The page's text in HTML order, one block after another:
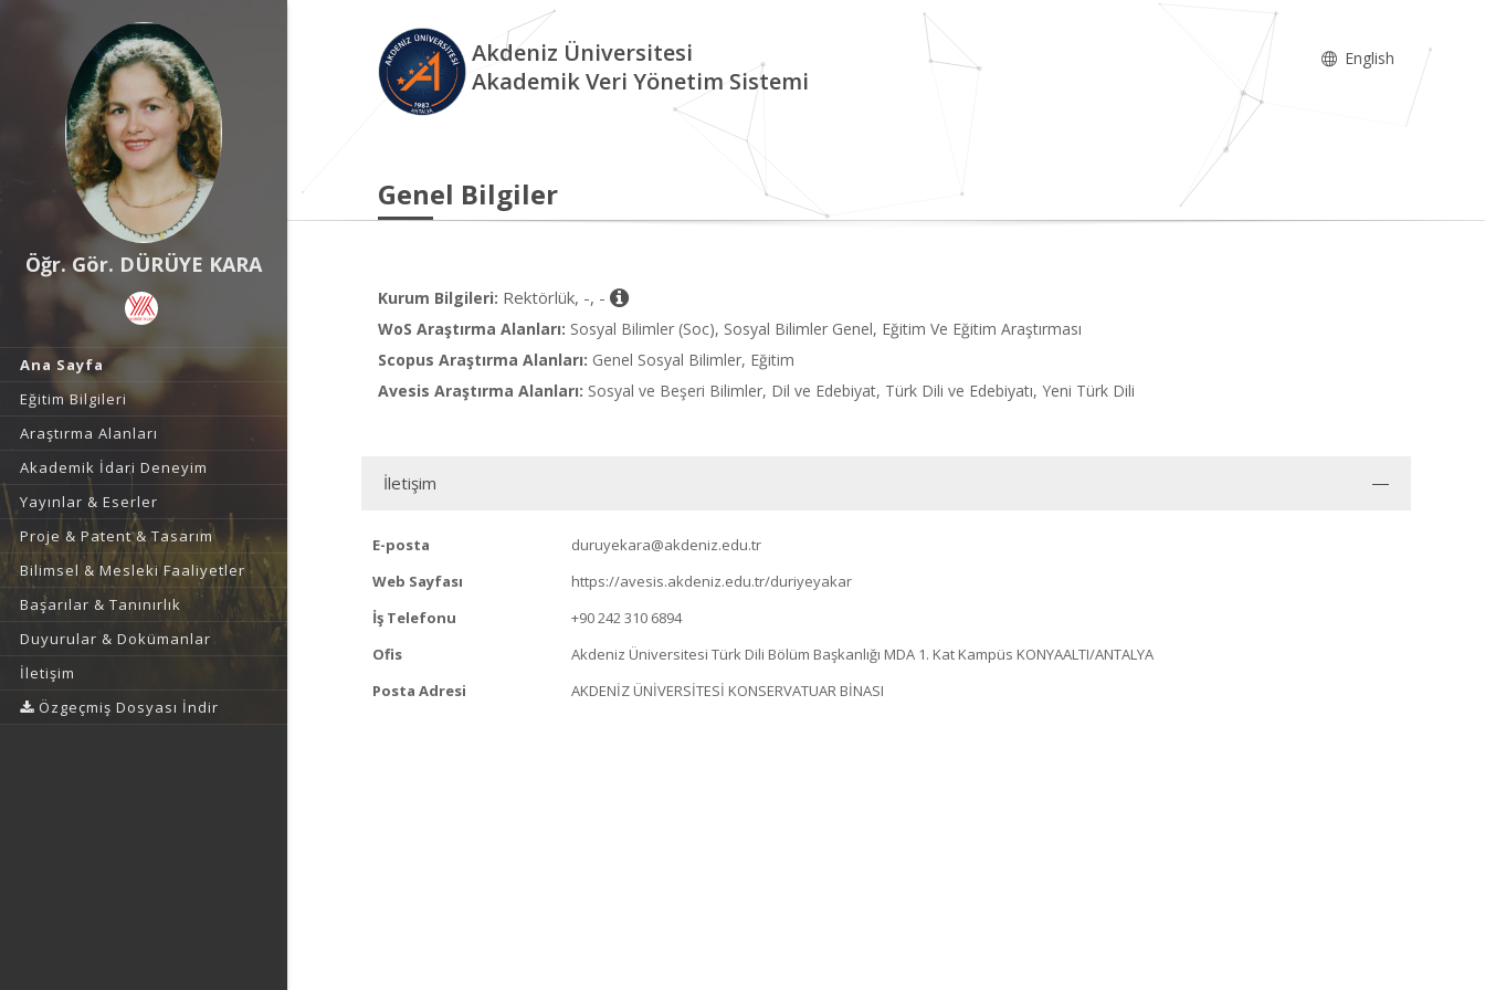
Öğr. Gör. DÜRÜYE KARA
Ana Sayfa
Eğitim Bilgileri
Araştırma Alanları
Akademik İdari Deneyim
Yayınlar & Eserler
Proje & Patent & Tasarım
Bilimsel & Mesleki Faaliyetler
Başarılar & Tanınırlık
Duyurular & Dokümanlar
İletişim
Özgeçmiş Dosyası İndir
Akdeniz Üniversitesi
Akademik Veri Yönetim Sistemi
English
Genel Bilgiler
Kurum Bilgileri: Rektörlük, -, -
WoS Araştırma Alanları: Sosyal Bilimler (Soc), Sosyal Bilimler Genel, Eğitim Ve Eğitim Araştırması
Scopus Araştırma Alanları: Genel Sosyal Bilimler, Eğitim
Avesis Araştırma Alanları: Sosyal ve Beşeri Bilimler, Dil ve Edebiyat, Türk Dili ve Edebiyatı, Yeni Türk Dili
İletişim
E-posta
duruyekara@akdeniz.edu.tr
Web Sayfası
https://avesis.akdeniz.edu.tr/duriyeyakar
İş Telefonu
+90 242 310 6894
Ofis
Akdeniz Üniversitesi Türk Dili Bölüm Başkanlığı MDA 1. Kat Kampüs KONYAALTI/ANTALYA
Posta Adresi
AKDENİZ ÜNİVERSİTESİ KONSERVATUAR BİNASI